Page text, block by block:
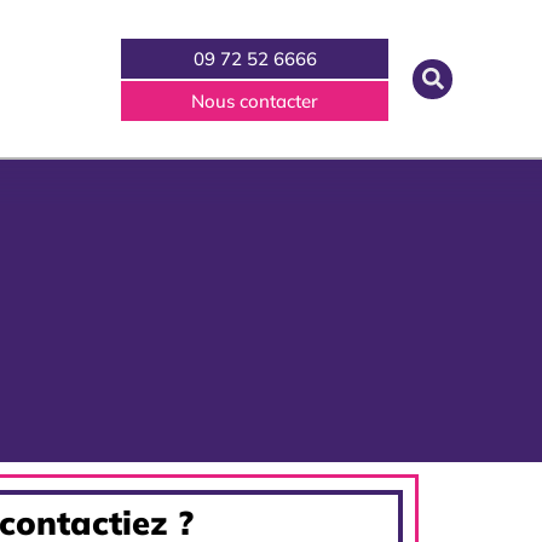
09 72 52 6666
Nous contacter
?